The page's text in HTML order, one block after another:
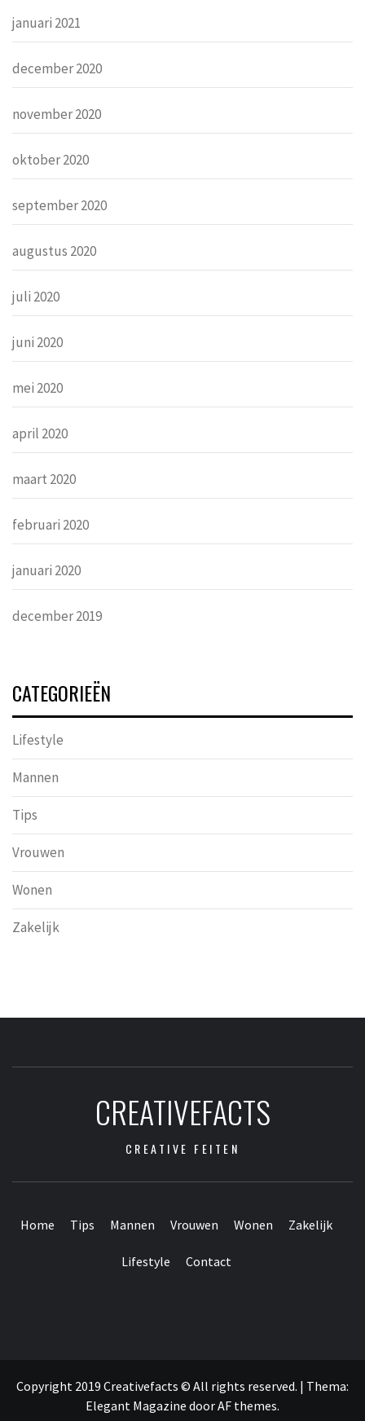
januari 2021
december 2020
november 2020
oktober 2020
september 2020
augustus 2020
juli 2020
juni 2020
mei 2020
april 2020
maart 2020
februari 2020
januari 2020
december 2019
CATEGORIEËN
Lifestyle
Mannen
Tips
Vrouwen
Wonen
Zakelijk
CREATIVEFACTS
CREATIVE FEITEN
Home Tips Mannen Vrouwen Wonen Zakelijk
Lifestyle Contact
Copyright 2019 Creativefacts © All rights reserved. | Thema:
Elegant Magazine doorAF themes.